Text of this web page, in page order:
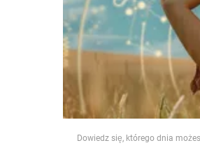
Jedzenie
Dowiedz się, którego dnia